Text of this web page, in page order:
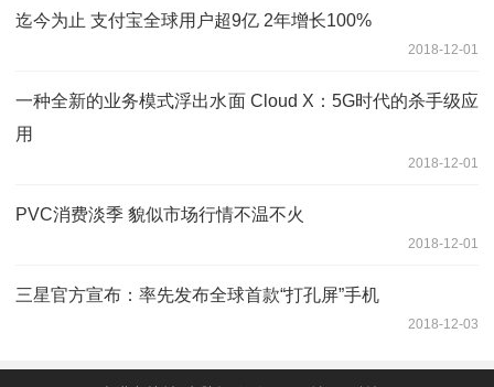
迄今为止 支付宝全球用户超9亿 2年增长100%
2018-12-01
一种全新的业务模式浮出水面 Cloud X：5G时代的杀手级应
用
2018-12-01
PVC消费淡季 貌似市场行情不温不火
2018-12-01
三星官方宣布：率先发布全球首款“打孔屏”手机
2018-12-03